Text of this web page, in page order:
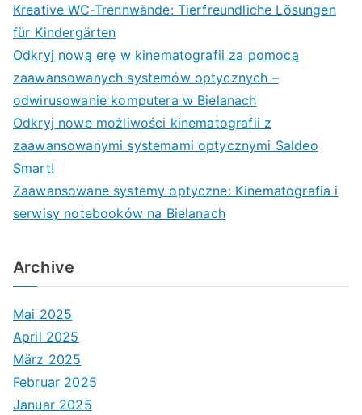
Kreative WC-Trennwände: Tierfreundliche Lösungen
für Kindergärten
Odkryj nową erę w kinematografii za pomocą
zaawansowanych systemów optycznych –
odwirusowanie komputera w Bielanach
Odkryj nowe możliwości kinematografii z
zaawansowanymi systemami optycznymi Saldeo
Smart!
Zaawansowane systemy optyczne: Kinematografia i
serwisy notebooków na Bielanach
Archive
Mai 2025
April 2025
März 2025
Februar 2025
Januar 2025